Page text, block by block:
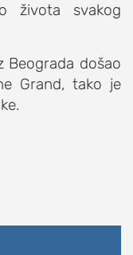
života svakog
Beograda došao
Grand, tako je